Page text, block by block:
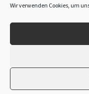
Wir verwenden Cookies, um
© OWL Booking 2026